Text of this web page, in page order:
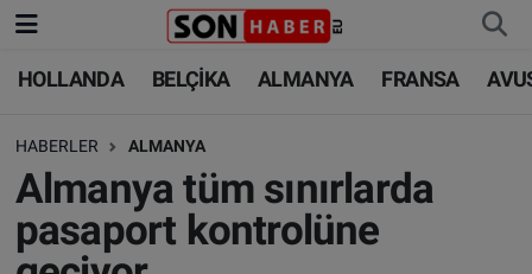
HOLLANDA BELÇİKA ALMANYA FRANSA
HABERLER ALMANYA
Almanya tüm sınırlarda
pasaport kontrolüne
HOLLANDA
BELÇİKA
ALMANYA
HOLLANDA
BELÇİKA
ALMANYA
Nöbetçi Eczaneler
Hava Durumu
Trafik Durumu